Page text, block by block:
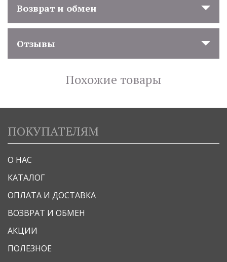
Возврат и обмен
Отзывы
Похожие товары
ПОКУПАТЕЛЯМ
О НАС
КАТАЛОГ
ОПЛАТА И ДОСТАВКА
ВОЗВРАТ И ОБМЕН
АКЦИИ
ПОЛЕЗНОЕ